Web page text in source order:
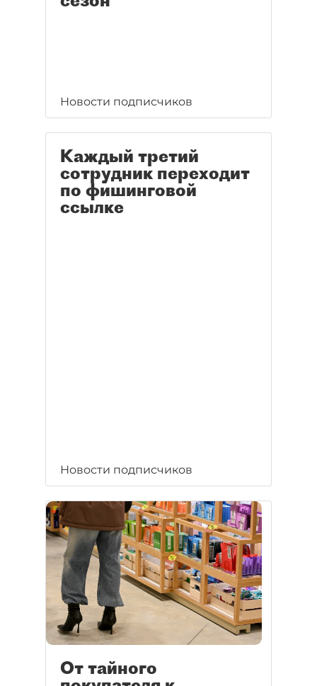
Новости подписчиков
Каждый третий
сотрудник переходит
по фишинговой
ссылке
Новости подписчиков
От тайного